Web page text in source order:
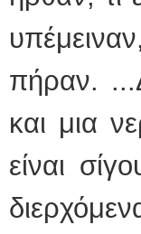
πήραν.
και μια
είναι